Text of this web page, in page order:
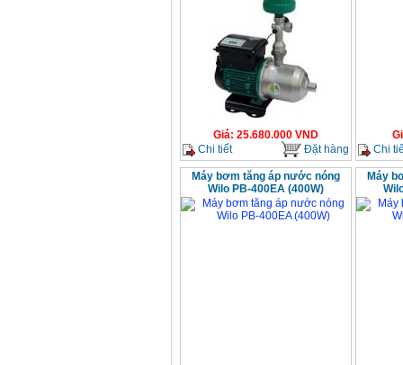
Giá: 25.680.000 VND
Chi tiết
Đặt hàng
Chi
Máy bơm tăng áp nước nóng
Wilo PB-400EA (400W)
Máy